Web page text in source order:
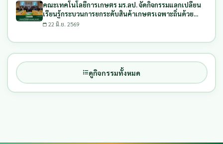
คณะเทคโนโลยีการเกษตร มร.ลป. จัดกิจกรรมแลกเปลี่ยน
เรียนรู้กระบวนการยกระดับสินค้าเกษตรเฉพาะถิ่นด้วย
กระบวนการบูรณาการ และการรับงบประมาณสนับสนุนการ
22 มิ.ย. 2569
ดูกิจกรรมทั้งหมด